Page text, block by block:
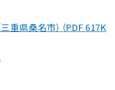
重県桑名市）（PDF 617K